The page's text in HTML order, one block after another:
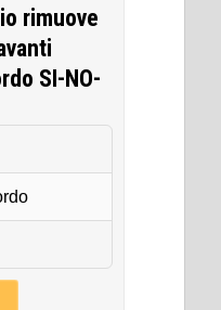
rimuove
SI-NO-